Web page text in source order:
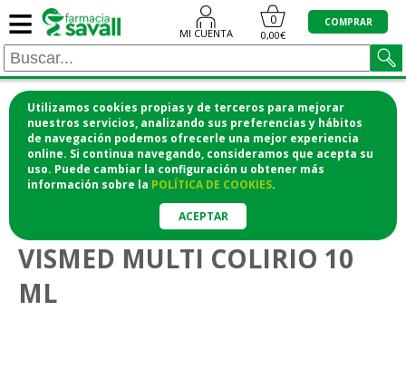
Utilizamos cookies propias y de terceros para mejorar
nuestros servicios, analizando sus preferencias y hábitos
de navegación podemos ofrecerle una mejor experiencia
online. Si continua navegando, consideramos que acepta su
uso. Puede cambiar la configuración u obtener más
información sobre la POLÍTICA DE COOKIES.
ACEPTAR
≡ MI CUENTA
0
0,00€
COMPRAR
¡COMPRA CÓMODAMENTE DESDE CASA Y RECOGE
EN LA FARMACIA!
o si lo prefieres te lo mandamos a casa
Cuidado ocular
VISMED MULTI COLIRIO 10
ML